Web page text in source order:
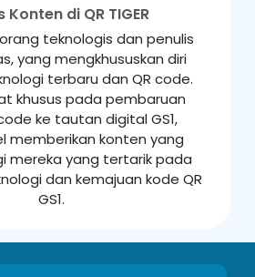
Konten di QR TIGER
teknologis dan penulis
yang mengkhususkan diri
terbaru dan QR code.
khusus pada pembaruan
ke tautan digital GS1,
memberikan konten yang
mereka yang tertarik pada
dan kemajuan kode QR
GS1.